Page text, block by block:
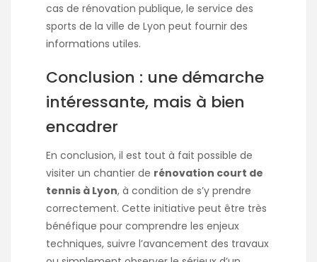
cas de rénovation publique, le service des
sports de la ville de Lyon peut fournir des
informations utiles.
Conclusion : une démarche
intéressante, mais à bien
encadrer
En conclusion, il est tout à fait possible de
visiter un chantier de rénovation court de
tennis à Lyon, à condition de s’y prendre
correctement. Cette initiative peut être très
bénéfique pour comprendre les enjeux
techniques, suivre l’avancement des travaux